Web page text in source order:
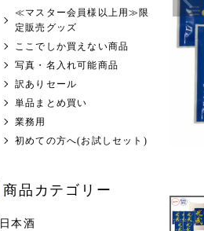
≪マスター会員様以上用≫限
定販売グッズ
ここでしか買えない商品
写真・名入れ可能商品
訳ありセール
単品まとめ買い
業務用
初めての方へ(お試しセット)
商品カテゴリー
日本酒